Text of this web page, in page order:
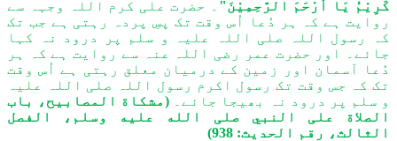
کَرِیْمُ یَا أَرْحَمَ الرَّحِمِیْنَ" ۔ حضرت علی کرم اللہ وجہہ سے
روایت ہے کہ ہر دُعا اُس وقت تک پسِ پردہ رہتی ہے جب تک
کہ رسول اللہ صلی اللہ علیہ و سلم پر درود نہ کہا
جائے۔ اور حضرت عمر رضی اللہ عنہ سے روایت ہے کہ ہر
دُعا آسمان اور زمین کے درمیان معلق رہتی ہے اُس وقت
تک کہ جس وقت تک رسول اکرم رسول اللہ صلی اللہ علیہ
و سلم پر درود نہ بھیجا جائے۔
(مشکاة المصابیح، باب
الصلاة علی النبي صلی الله علیه وسلم، الفصل
الثالث، رقم الحدیث: 938)